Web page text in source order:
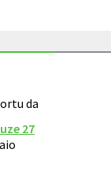
da
27